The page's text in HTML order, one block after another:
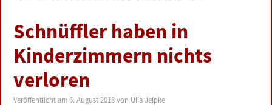
Schnüffler haben in
Kinderzimmern nichts
verloren
Veröffentlicht am6. August 2018 von Ulla Jelpke